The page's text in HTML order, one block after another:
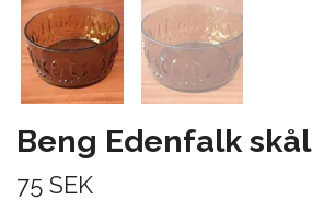
Beng Edenfalk skål
75 SEK